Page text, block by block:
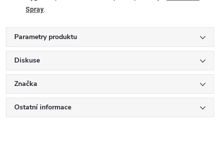
Spray.
Parametry produktu
Diskuse
Značka
Ostatní informace